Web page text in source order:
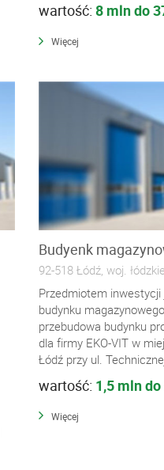
wartość: 8 mln do
Więcej
Budyenk
92-518 Łódź, woj. łódzkie
Przedmiotem
budynku
przebudowa budynku
dla firmy EKO-VIT w
Łódź przy ul. Technicznej
wartość: 1,5 mln
Więcej